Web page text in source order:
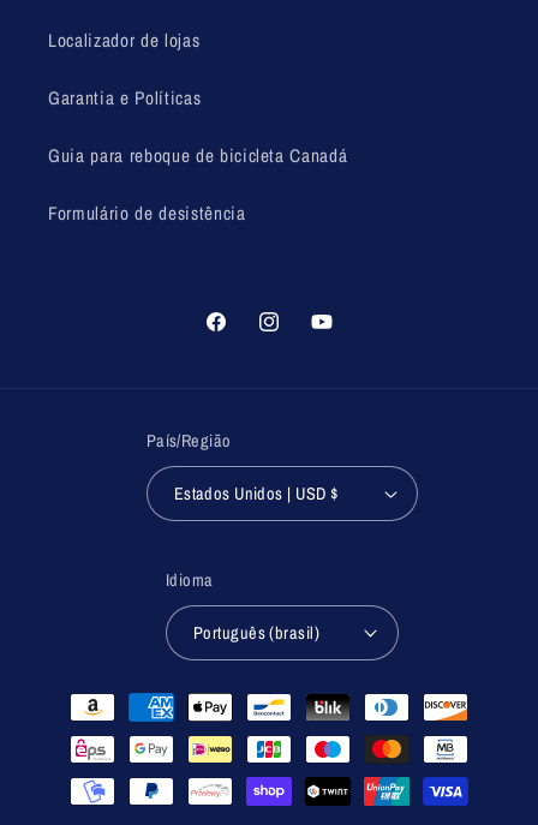
Localizador de lojas
Garantia e Políticas
Guia para reboque de bicicleta Canadá
Formulário de desistência
FacebookInstagramYouTube
País/Região
Estados Unidos | USD $
Idioma
Português (brasil)
Formas
pagamento